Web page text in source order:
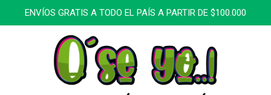
ENVÍOS GRATIS A TODO EL PAÍS A PARTIR DE $100.000